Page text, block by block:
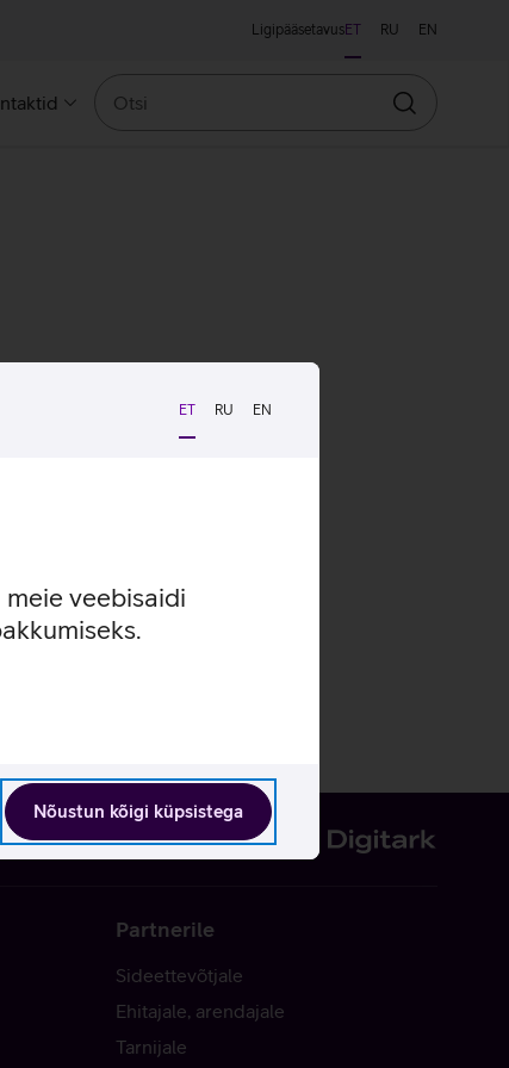
ET RU EN
veebisaidi
Nõustun kõigi küpsistega
LigipääsetavusET RU EN
Otsin
Partnerile
Sideettevõtjale
Ehitajale, arendajale
Tarnijale